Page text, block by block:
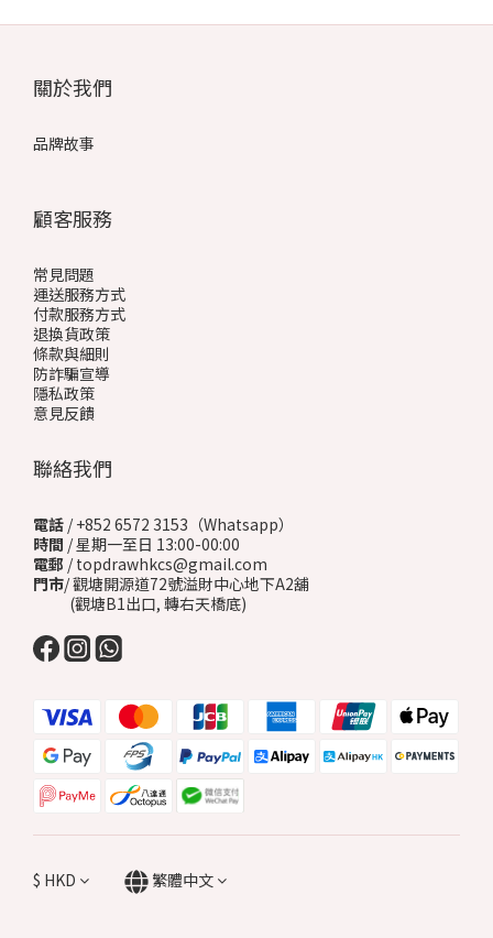
關於我們
品牌故事
顧客服務
常見問題
運送服務方式
付款服務方式
退換貨政策
條款與細則
防詐騙宣導
隱私政策
意見反饋
聯絡我們
電話 / +852 6572 3153（Whatsapp）
時間 / 星期一至日 13:00-00:00
電郵 / topdrawhkcs@gmail.com
門市/ 觀塘開源道72號溢財中心地下A2舖
(觀塘B1出口, 轉右天橋底)
$ HKD 繁體中文